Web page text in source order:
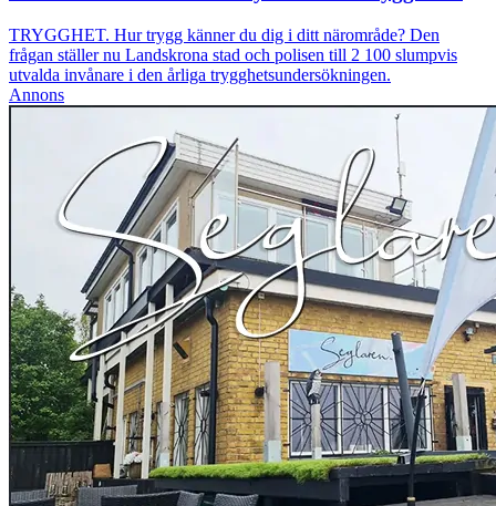
TRYGGHET. Hur trygg känner du dig i ditt närområde? Den
frågan ställer nu Landskrona stad och polisen till 2 100 slumpvis
utvalda invånare i den årliga trygghetsundersökningen.
Annons